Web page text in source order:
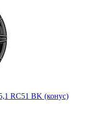
RC51 BK (конус)